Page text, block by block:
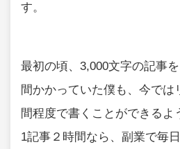
す。
最初の頃、3,000文字の記事
間かかっていた僕も、今では
間程度で書くことができるよ
1記事２時間なら、副業で毎